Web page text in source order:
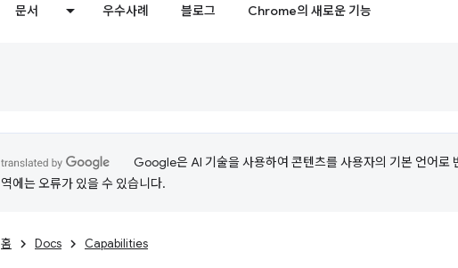
문서 우수사례 블로그 Chrome의 새로운 기능
Google은 AI 기술을 사용하여 콘텐츠를 사용자의 기본 언어로
역에는 오류가 있을 수 있습니다.
홈 Docs Capabilities